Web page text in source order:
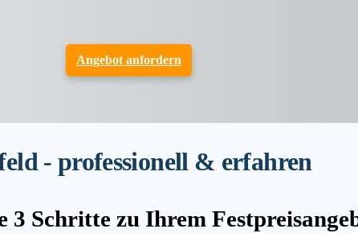
Angebot anfordern
- professionell & erfahren
3 Schritte zu Ihrem